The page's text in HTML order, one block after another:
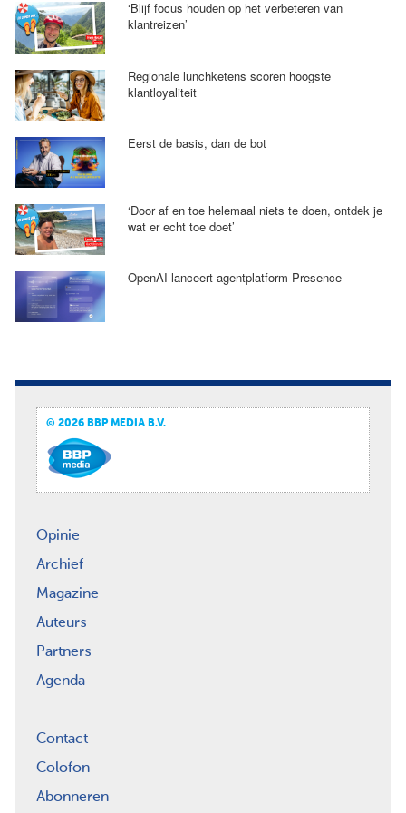
‘Blijf focus houden op het verbeteren van
klantreizen’
Regionale lunchketens scoren hoogste
klantloyaliteit
Eerst de basis, dan de bot
‘Door af en toe helemaal niets te doen, ontdek je
wat er echt toe doet’
OpenAI lanceert agentplatform Presence
© 2026 BBP MEDIA B.V.
Opinie
Archief
Magazine
Auteurs
Partners
Agenda
Contact
Colofon
Abonneren